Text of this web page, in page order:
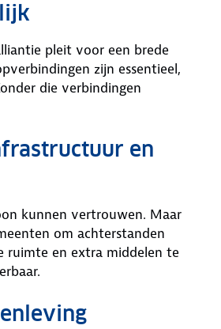
pleit voor een brede
zijn essentieel,
die verbindingen
en
kunnen vertrouwen. Maar
om achterstanden
ruimte en extra middelen te